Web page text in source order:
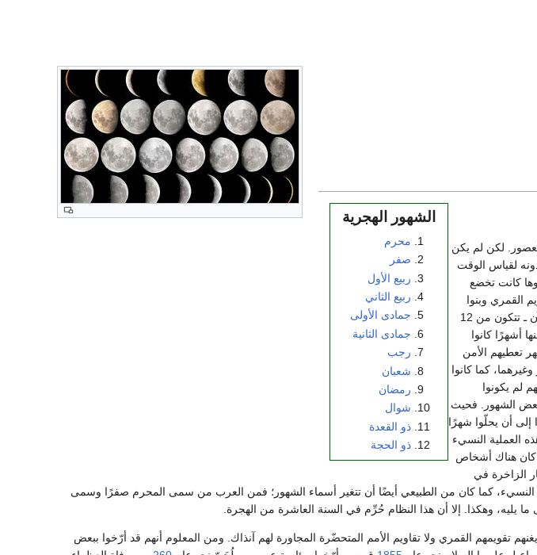
الشهور الهجرية
محرم
صفر
ربيع الأول
ربيع الثاني
جمادى الأولى
جمادى الثانية
رجب
شعبان
رمضان
شوال
ذو القعدة
ذو الحجة
لكن لم يكن
لقياس الوقت
كانت تخضع
القمري وبنوا
شهورهم على أساسه. كانت السنة القمرية ـ كما هو الحال الآن ـ تتكون من 12
أشهرًا كانوا
تعطيهم الأمن
كما كانوا
لم يكونوا
بعض الشهور. فحيث
إلى أن يحلّوا شهرًا
العملية النسيء
كان هناك أشخاص
الزاخرة في
النسيء، كما كان من الطبيعي أيضًا أن تتغير أسماء الشهور؛ فمن العرب من سمى المحرم صفرًا وسمى
يليه، وهكذا. إلا أن هذا النظام حُرِّم في السنة العاشرة من الهجرة.
تقويمهم القمري ولا تقاويم الأمم المتحضّرة المجاورة لهم آنذاك. ومن المعلوم أنهم قد أرّخوا ببعض